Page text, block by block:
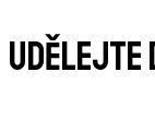
Udělejte